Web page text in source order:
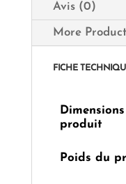
Avis (0)
More
FICHE
produit
Poids du